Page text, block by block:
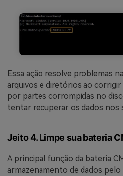
Essa ação resolve problemas
arquivos e diretórios ao
por partes corrompidas no
tentar recuperar os dados nos
Jeito 4. Limpe sua bateria
A principal função da bateria
armazenamento de dados